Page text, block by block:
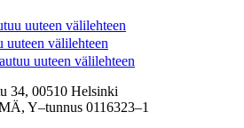
uuteen välilehteen
uuteen välilehteen
uuteen välilehteen
34, 00510 Helsinki
Y–tunnus 0116323–1